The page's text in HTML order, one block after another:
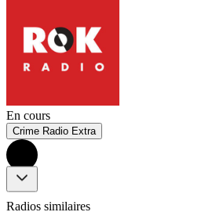
En cours
Crime Radio Extra
Radios similaires